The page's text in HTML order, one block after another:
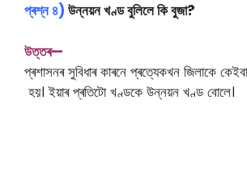
প্ৰশ্ন ৪) উন্নয়ন খণ্ড বুলিলে কি বুজা?
উত্তৰ—
প্ৰশাসনৰ সুবিধাৰ কাৰনে প্ৰত্যেকখন জিলাকে
হয়। ইয়াৰ প্ৰতিটো খণ্ডকে উন্নয়ন খণ্ড বোলে।